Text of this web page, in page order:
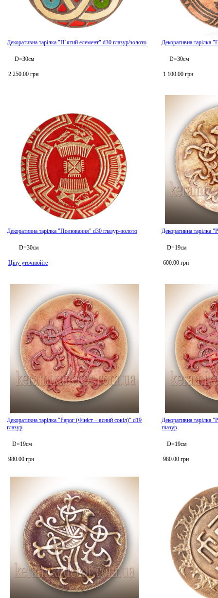
Декоративна тарілка "П`ятий елемент" d30 глазур/золото
D=30см
2 250.00 грн
Декоративна тарілка
D=30см
1 100.00 грн
Декоративна тарілка "Полювання" d30 глазур-золото
D=30см
Ціну уточнюйте
Декоративна тарілка
D=19см
600.00 грн
Декоративна тарілка "Рарог (Фініст – ясний сокіл)" d19
глазур
D=19см
980.00 грн
Декоративна тарілка
глазур
D=19см
980.00 грн